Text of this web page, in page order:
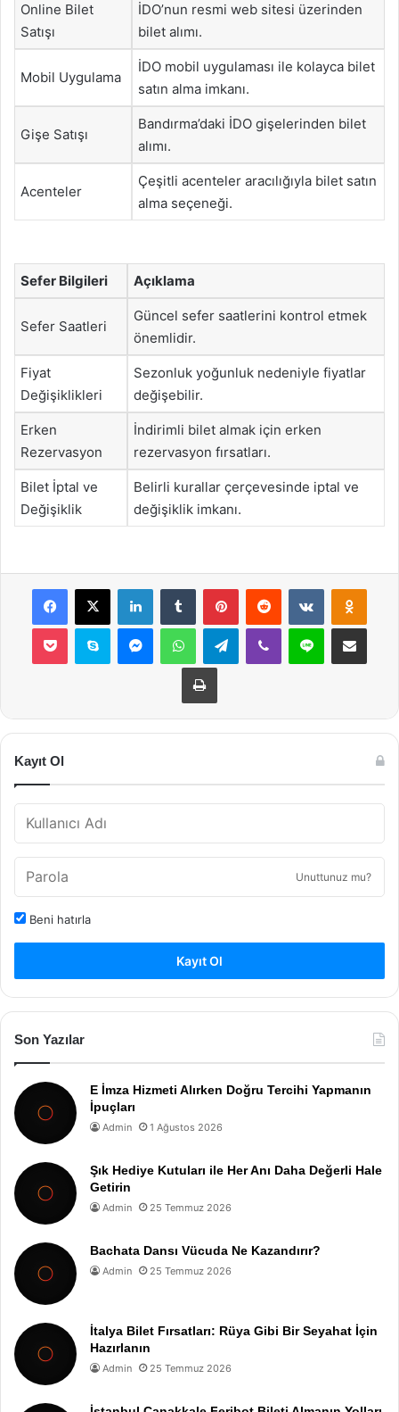
Online Bilet
Satışı
İDO’nun resmi web sitesi üzerinden
bilet alımı.
Mobil Uygulama
İDO mobil uygulaması ile kolayca bilet
satın alma imkanı.
Gişe Satışı
Bandırma’daki İDO gişelerinden bilet
alımı.
Acenteler
Çeşitli acenteler aracılığıyla bilet satın
alma seçeneği.
Sefer Bilgileri Açıklama
Sefer Saatleri
Güncel sefer saatlerini kontrol etmek
önemlidir.
Fiyat
Değişiklikleri
Sezonluk yoğunluk nedeniyle fiyatlar
değişebilir.
Erken
Rezervasyon
İndirimli bilet almak için erken
rezervasyon fırsatları.
Bilet İptal ve
Değişiklik
Belirli kurallar çerçevesinde iptal ve
değişiklik imkanı.
Facebook
X LinkedInTumblr PinterestReddit VKontakte
Pocket Skype MessengerWhatsAppTelegramViber Line E-Posta ile
Yazdır
Kayıt Ol
Unuttunuz mu?
Beni hatırla
Kayıt Ol
Son Yazılar
E İmza Hizmeti Alırken Doğru Tercihi Yapmanın
İpuçları
Admin 1 Ağustos 2026
Şık Hediye Kutuları ile Her Anı Daha Değerli Hale
Getirin
Admin 25 Temmuz 2026
Bachata Dansı Vücuda Ne Kazandırır?
Admin 25 Temmuz 2026
İtalya Bilet Fırsatları: Rüya Gibi Bir Seyahat İçin
Hazırlanın
Admin 25 Temmuz 2026